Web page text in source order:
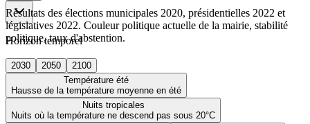
Horizon temporel
2030 2050
2100
Température été
Hausse de la température moyenne en été
Nuits tropicales
Nuits où la température ne descend pas sous 20°C
Résultats des élections municipales 2020, présidentielles 2022 et
législatives 2022. Couleur politique actuelle de la mairie, stabilité
politique, taux d'abstention.